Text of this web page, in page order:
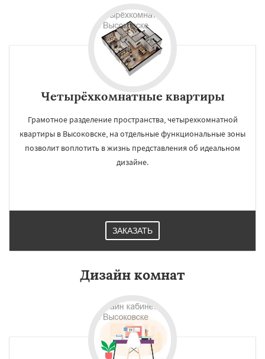
Четырёхкомнатные квартиры
Грамотное разделение пространства, четырехкомнатной
квартиры в Высоковске, на отдельные функциональные зоны
позволит воплотить в жизнь представления об идеальном
дизайне.
ЗАКАЗАТЬ
Дизайн комнат